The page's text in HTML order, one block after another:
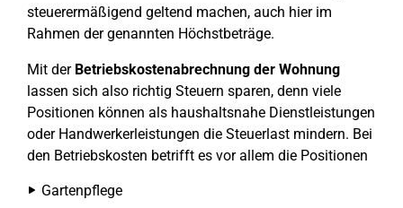
steuerermäßigend geltend machen, auch hier im
Rahmen der genannten Höchstbeträge.
Mit der Betriebskostenabrechnung der Wohnung
lassen sich also richtig Steuern sparen, denn viele
Positionen können als haushaltsnahe Dienstleistungen
oder Handwerkerleistungen die Steuerlast mindern. Bei
den Betriebskosten betrifft es vor allem die Positionen
Gartenpflege